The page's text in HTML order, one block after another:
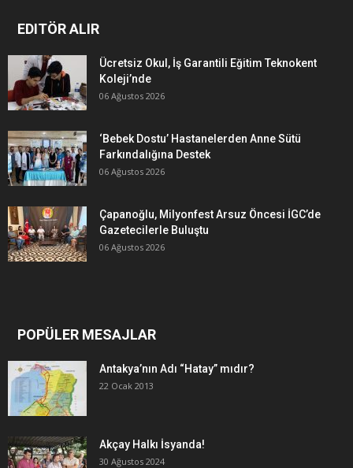
EDITÖR ALIR
Ücretsiz Okul, İş Garantili Eğitim Teknokent
Koleji’nde
06 Ağustos 2026
‘Bebek Dostu’ Hastanelerden Anne Sütü
Farkındalığına Destek
06 Ağustos 2026
Çapanoğlu, Milyonfest Arsuz Öncesi İGC’de
Gazetecilerle Buluştu
06 Ağustos 2026
POPÜLER MESAJLAR
Antakya’nın Adı “Hatay” mıdır?
22 Ocak 2013
Akçay Halkı İsyanda!
30 Ağustos 2024